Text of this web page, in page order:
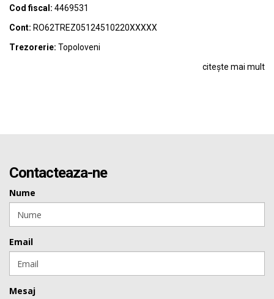
Cod fiscal: 4469531
Cont: RO62TREZ05124510220XXXXX
Trezorerie: Topoloveni
citește mai mult
Contacteaza-ne
Nume
Email
Mesaj